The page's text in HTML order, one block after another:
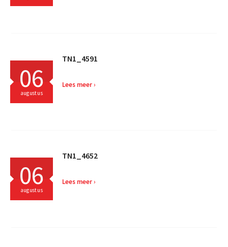
06
augustus
TN1_4591
Lees meer
06
augustus
TN1_4652
Lees meer